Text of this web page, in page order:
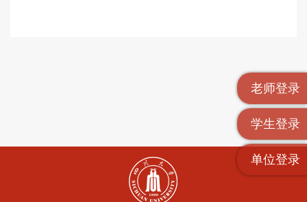
老师登录
学生登录
单位登录